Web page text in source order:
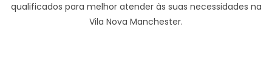
qualificados para melhor atender às suas necessidades na
Vila Nova Manchester.